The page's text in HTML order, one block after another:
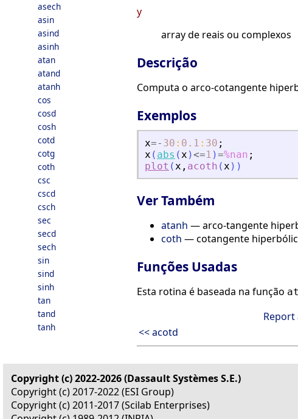
asech
asin
asind
asinh
atan
atand
atanh
cos
cosd
cosh
cotd
cotg
coth
csc
cscd
csch
sec
secd
sech
sin
sind
sinh
tan
tand
tanh
y
array de reais ou complexos
Descrição
Computa o arco-cotangente
Exemplos
x=- 30 : 0.1 : 30 ;
x ( abs (x )<=1 )=%nan ;
plot (x , acoth (x ) )
Ver Também
atanh — arco-tangente
coth — cotangente
Funções Usadas
Esta rotina é baseada na função
Report
<< acotd
Copyright (c) 2022-2026 (Dassault Systèmes S.E.)
Copyright (c) 2017-2022 (ESI Group)
Copyright (c) 2011-2017 (Scilab Enterprises)